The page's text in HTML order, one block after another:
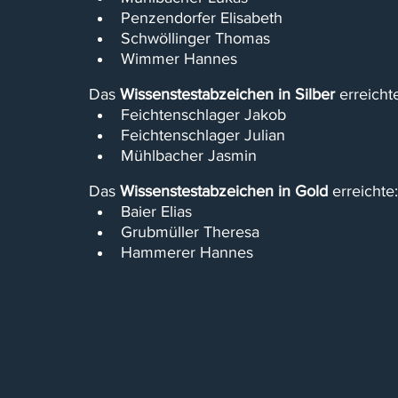
Penzendorfer Elisabeth
Schwöllinger Thomas
Wimmer Hannes
Das Wissenstestabzeichen in Silber
Feichtenschlager Jakob
Feichtenschlager Julian
Mühlbacher Jasmin
Das Wissenstestabzeichen in Gold erreichte:
Baier Elias
Grubmüller Theresa
Hammerer Hannes